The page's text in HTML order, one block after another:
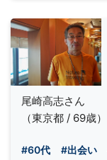
尾崎高志さん
（東京都 / 69歳）
#60代 #出会い